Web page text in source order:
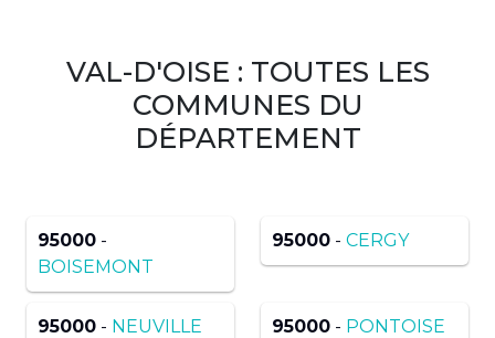
VAL-D'OISE : TOUTES LES
COMMUNES DU
DÉPARTEMENT
95000 -
BOISEMONT
95000 - CERGY
95000 - NEUVILLE
95000 - PONTOISE